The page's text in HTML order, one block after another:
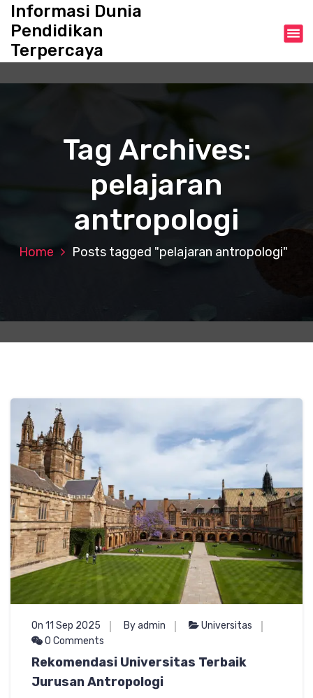
o
Informasi Dunia
Pendidikan
Terpercaya
Tag Archives:
pelajaran
antropologi
Home Posts tagged "pelajaran antropologi"
On 11 Sep 2025 By admin
Universitas
0 Comments
Rekomendasi Universitas Terbaik
Jurusan Antropologi